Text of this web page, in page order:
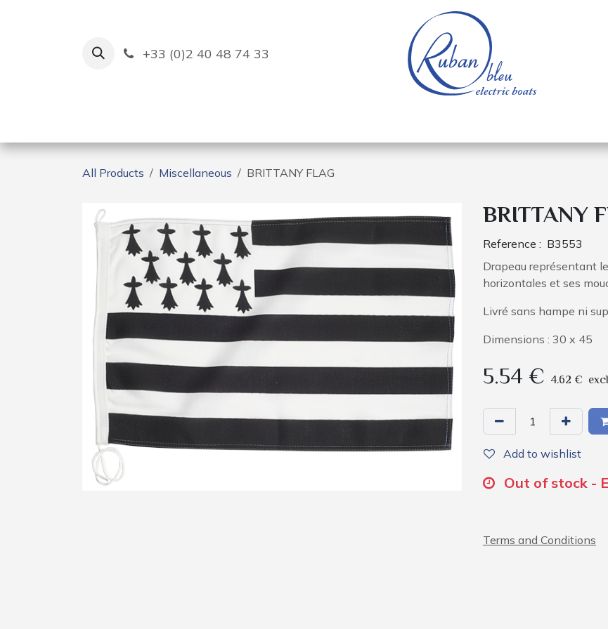
+33 (0)2 40 48 74 33
All Products Miscellaneous BRITTANY FLAG
BRITTANY
Reference : B3553
Drapeau représentant
horizontales et ses
Livré sans hampe ni
Dimensions : 30 x 45
5.54 € 4.62 €
Add to wishlist
Out of stock -
Terms and Conditions